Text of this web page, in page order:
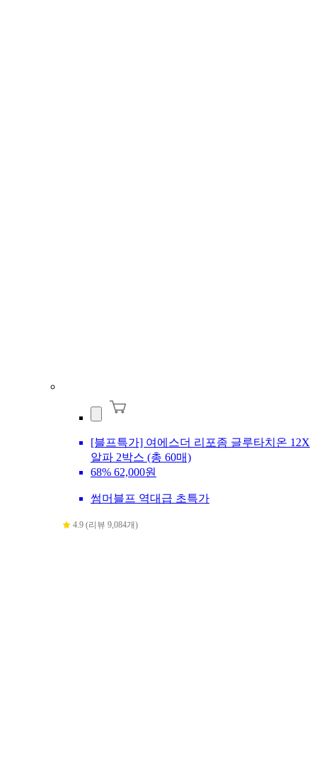
[블프특가] 여에스더 리포좀 글루타치온 12X
알파 2박스 (총 60매)
68% 62,000원
썸머블프 역대급 초특가
4.9 (리뷰 9,084개)